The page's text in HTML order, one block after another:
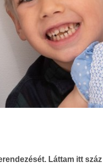
Láttam itt